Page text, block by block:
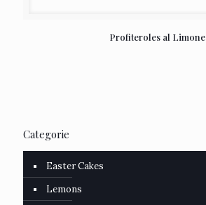
Profiteroles al Limone
Categorie
Easter Cakes
Lemons